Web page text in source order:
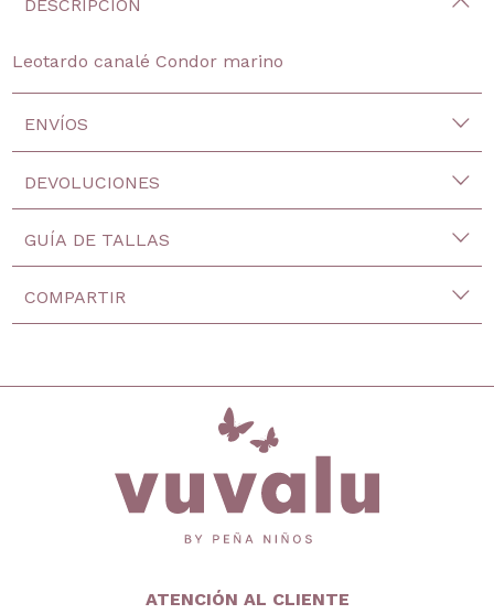
DESCRIPCIÓN
Leotardo canalé Condor marino
ENVÍOS
DEVOLUCIONES
GUÍA DE TALLAS
COMPARTIR
ATENCIÓN AL CLIENTE